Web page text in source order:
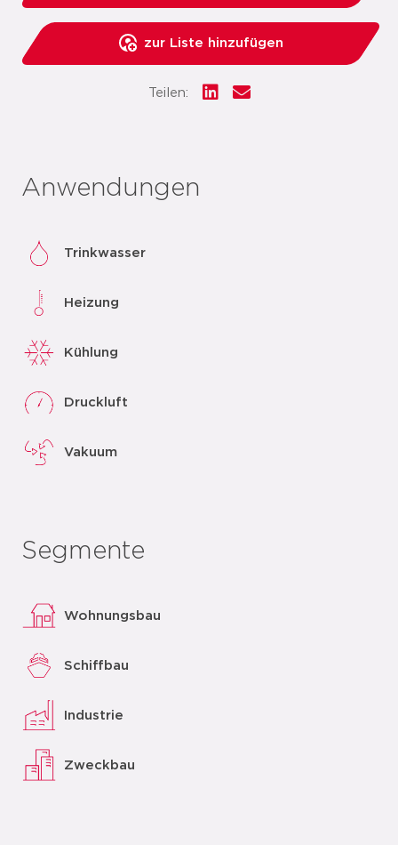
zur Liste hinzufügen
Teilen:
Anwendungen
Trinkwasser
Heizung
Kühlung
Druckluft
Vakuum
Segmente
Wohnungsbau
Schiffbau
Industrie
Zweckbau